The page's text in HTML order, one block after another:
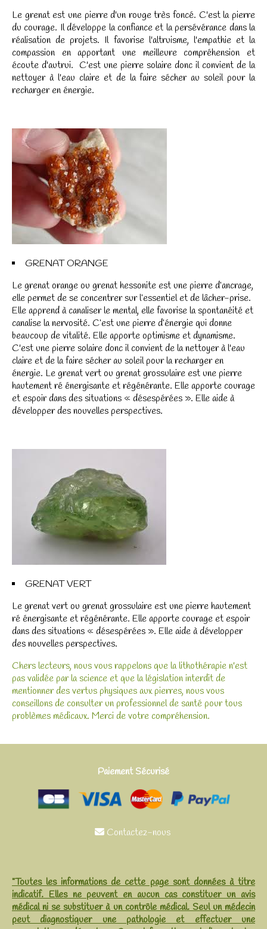
Le grenat est une pierre d'un rouge très foncé. C'est la pierre
du courage. Il développe la confiance et la persévérance dans la
réalisation de projets. Il favorise l'altruisme, l'empathie et la
compassion en apportant une meilleure compréhension et
écoute d'autrui. C'est une pierre solaire donc il convient de la
nettoyer à l'eau claire et de la faire sécher au soleil pour la
recharger en énergie.
GRENAT ORANGE
Le grenat orange ou grenat hessonite est une pierre d’ancrage,
elle permet de se concentrer sur l’essentiel et de lâcher-prise.
Elle apprend à canaliser le mental, elle favorise la spontanéité et
canalise la nervosité. C’est une pierre d’énergie qui donne
beaucoup de vitalité. Elle apporte optimisme et dynamisme.
C'est une pierre solaire donc il convient de la nettoyer à l'eau
claire et de la faire sécher au soleil pour la recharger en
énergie. Le grenat vert ou grenat grossulaire est une pierre
hautement ré énergisante et régénérante. Elle apporte courage
et espoir dans des situations « désespérées ». Elle aide à
développer des nouvelles perspectives.
GRENAT VERT
Le grenat vert ou grenat grossulaire est une pierre hautement
ré énergisante et régénérante. Elle apporte courage et espoir
dans des situations « désespérées ». Elle aide à développer
des nouvelles perspectives.
Chers lecteurs, nous vous rappelons que la lithothérapie n'est
pas validée par la science et que la législation interdit de
mentionner des vertus physiques aux pierres, nous vous
conseillons de consulter un professionnel de santé pour tous
problèmes médicaux. Merci de votre compréhension.
Paiement Sécurisé
Contactez-nous
"Toutes les informations de cette page sont données à titre
indicatif. Elles ne peuvent en aucun cas constituer un avis
médical ni se substituer à un contrôle médical. Seul un médecin
peut diagnostiquer une pathologie et effectuer une